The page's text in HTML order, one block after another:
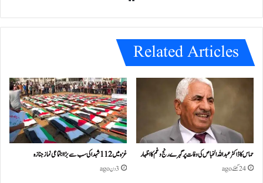
e
Related Articles
حماس کا ڈاکٹر عبداللہ الخباص کی وفات پر گہرے رنج وغم کااظہار
24 گھنٹے ago
غزہ میں 112 شہدا کی سب سے بڑا اجتماعی نماز جنازہ
3 دن ago